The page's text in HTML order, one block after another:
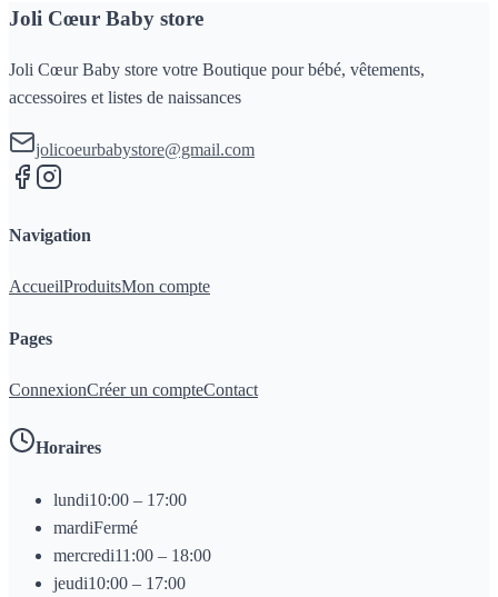
Joli Cœur Baby store
Joli Cœur Baby store votre Boutique pour bébé, vêtements,
accessoires et listes de naissances
jolicoeurbabystore@gmail.com
Navigation
AccueilProduitsMon compte
Pages
ConnexionCréer un compteContact
Horaires
lundi10:00 – 17:00
mardiFermé
mercredi11:00 – 18:00
jeudi10:00 – 17:00